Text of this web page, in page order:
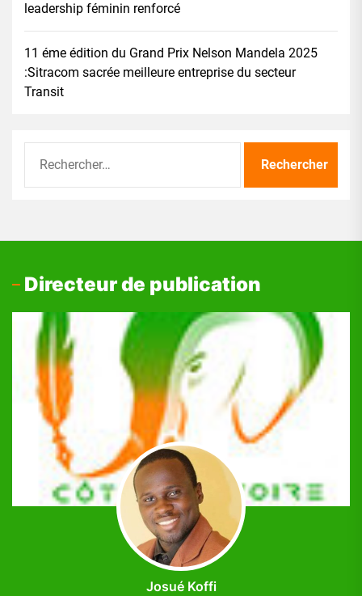
leadership féminin renforcé
11 éme édition du Grand Prix Nelson Mandela 2025
:Sitracom sacrée meilleure entreprise du secteur
Transit
Directeur de publication
Josué Koffi